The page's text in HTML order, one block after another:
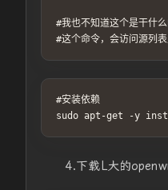
#我也不知道这个是干什
#这个命令，会访问源列
#安装依赖
sudo apt-get -y
4.下载L大的